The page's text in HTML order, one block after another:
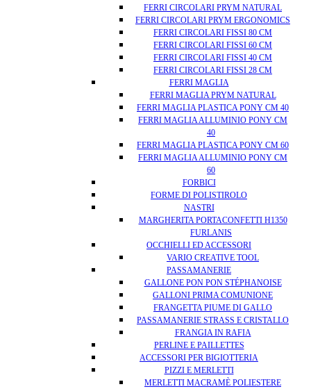
FERRI CIRCOLARI PRYM NATURAL
FERRI CIRCOLARI PRYM ERGONOMICS
FERRI CIRCOLARI FISSI 80 CM
FERRI CIRCOLARI FISSI 60 CM
FERRI CIRCOLARI FISSI 40 CM
FERRI CIRCOLARI FISSI 28 CM
FERRI MAGLIA
FERRI MAGLIA PRYM NATURAL
FERRI MAGLIA PLASTICA PONY CM 40
FERRI MAGLIA ALLUMINIO PONY CM
40
FERRI MAGLIA PLASTICA PONY CM 60
FERRI MAGLIA ALLUMINIO PONY CM
60
FORBICI
FORME DI POLISTIROLO
NASTRI
MARGHERITA PORTACONFETTI H1350
FURLANIS
OCCHIELLI ED ACCESSORI
VARIO CREATIVE TOOL
PASSAMANERIE
GALLONE PON PON STÉPHANOISE
GALLONI PRIMA COMUNIONE
FRANGETTA PIUME DI GALLO
PASSAMANERIE STRASS E CRISTALLO
FRANGIA IN RAFIA
PERLINE E PAILLETTES
ACCESSORI PER BIGIOTTERIA
PIZZI E MERLETTI
MERLETTI MACRAMÈ POLIESTERE